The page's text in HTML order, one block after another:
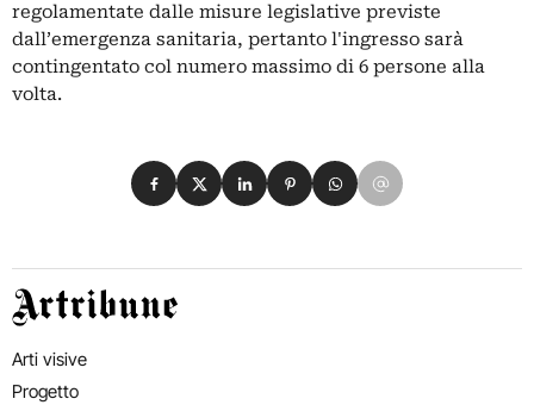
regolamentate dalle misure legislative previste
dall’emergenza sanitaria, pertanto l'ingresso sarà
contingentato col numero massimo di 6 persone alla
volta.
Condividi su Facebook
Condividi su X
Condividi su LinkedIn
Condividi su Pinterest
Condividi su WhatsApp
Condividi su Email
Artribune
Arti visive
Progetto